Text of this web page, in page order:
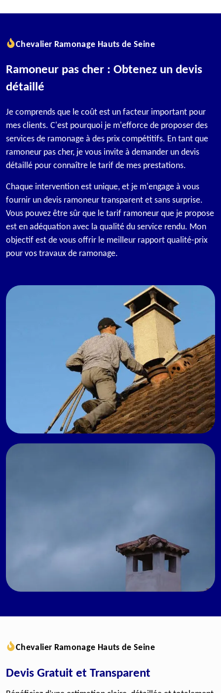
Chevalier Ramonage Hauts de Seine
Ramoneur pas cher : Obtenez un devis
détaillé
Je comprends que le coût est un facteur important pour
mes clients. C'est pourquoi je m'efforce de proposer des
services de ramonage à des prix compétitifs. En tant que
ramoneur pas cher, je vous invite à demander un devis
détaillé pour connaître le tarif de mes prestations.
Chaque intervention est unique, et je m'engage à vous
fournir un devis ramoneur transparent et sans surprise.
Vous pouvez être sûr que le tarif ramoneur que je propose
est en adéquation avec la qualité du service rendu. Mon
objectif est de vous offrir le meilleur rapport qualité-prix
pour vos travaux de ramonage.
Chevalier Ramonage Hauts de Seine
Devis Gratuit et Transparent